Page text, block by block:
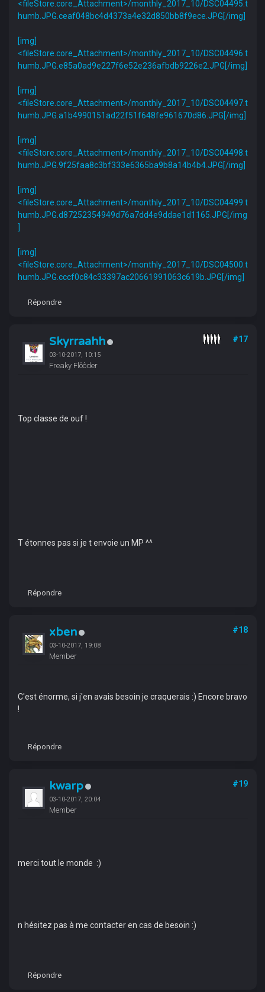
<fileStore.core_Attachment>/monthly_2017_10/DSC04495.t
humb.JPG.ceaf048bc4d4373a4e32d850bb8f9ece.JPG[/img]
[img]
<fileStore.core_Attachment>/monthly_2017_10/DSC04496.t
humb.JPG.e85a0ad9e227f6e52e236afbdb9226e2.JPG[/img]
[img]
<fileStore.core_Attachment>/monthly_2017_10/DSC04497.t
humb.JPG.a1b4990151ad22f51f648fe961670d86.JPG[/img]
[img]
<fileStore.core_Attachment>/monthly_2017_10/DSC04498.t
humb.JPG.9f25faa8c3bf333e6365ba9b8a14b4b4.JPG[/img]
[img]
<fileStore.core_Attachment>/monthly_2017_10/DSC04499.t
humb.JPG.d87252354949d76a7dd4e9ddae1d1165.JPG[/img
[img]
<fileStore.core_Attachment>/monthly_2017_10/DSC04500.t
humb.JPG.cccf0c84c33397ac20661991063c619b.JPG[/img]
Répondre
Skyrraahh
03-10-2017, 10:15
Freaky Flôôder
#17
Top classe de ouf !
T étonnes pas si je t envoie un MP ^^
Répondre
xben
03-10-2017, 19:08
Member
#18
C'est énorme, si j'en avais besoin je craquerais :) Encore bravo
!
Répondre
kwarp
03-10-2017, 20:04
Member
#19
merci tout le monde :)
n hésitez pas à me contacter en cas de besoin :)
Répondre